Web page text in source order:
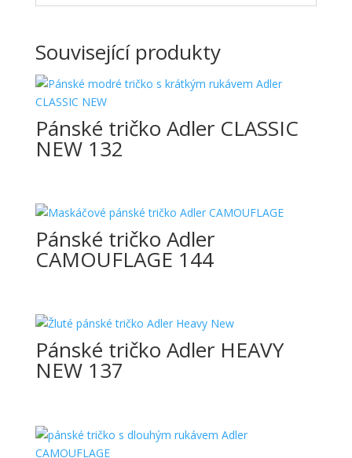
Související produkty
Pánské tričko Adler CLASSIC
NEW 132
Pánské tričko Adler
CAMOUFLAGE 144
Pánské tričko Adler HEAVY
NEW 137